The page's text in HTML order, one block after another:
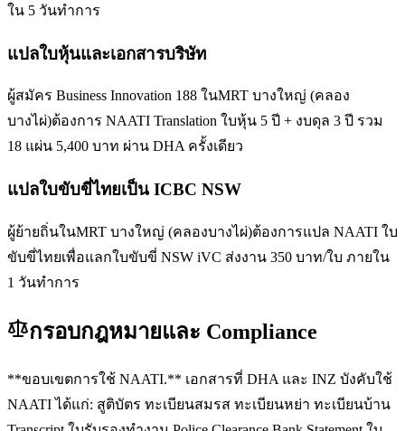
ใน 5 วันทำการ
แปลใบหุ้นและเอกสารบริษัท
ผู้สมัคร Business Innovation 188 ในMRT บางใหญ่ (คลอง
บางไผ่)ต้องการ NAATI Translation ใบหุ้น 5 ปี + งบดุล 3 ปี รวม
18 แผ่น 5,400 บาท ผ่าน DHA ครั้งเดียว
แปลใบขับขี่ไทยเป็น ICBC NSW
ผู้ย้ายถิ่นในMRT บางใหญ่ (คลองบางไผ่)ต้องการแปล NAATI ใบ
ขับขี่ไทยเพื่อแลกใบขับขี่ NSW iVC ส่งงาน 350 บาท/ใบ ภายใน
1 วันทำการ
กรอบกฎหมายและ Compliance
**ขอบเขตการใช้ NAATI.** เอกสารที่ DHA และ INZ บังคับใช้
NAATI ได้แก่: สูติบัตร ทะเบียนสมรส ทะเบียนหย่า ทะเบียนบ้าน